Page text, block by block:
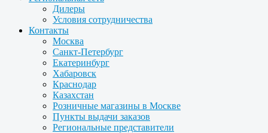
Дилеры
Условия сотрудничества
Контакты
Москва
Санкт-Петербург
Екатеринбург
Хабаровск
Краснодар
Казахстан
Розничные магазины в Москве
Пункты выдачи заказов
Региональные представители